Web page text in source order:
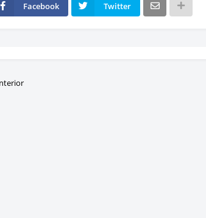
Facebook Twitter